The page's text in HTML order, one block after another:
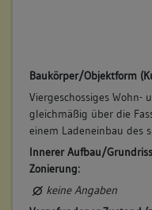
Baukörper/Objektform
Viergeschossiges Wohn-
gleichmäßig über die
einem Ladeneinbau des
Innerer Aufbau/
Zonierung:
keine Angaben